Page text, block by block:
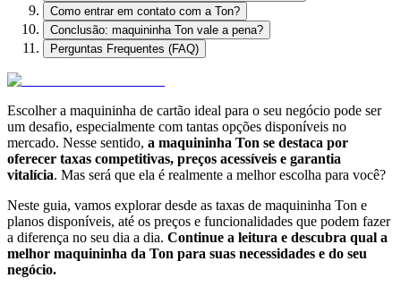
Como entrar em contato com a Ton?
Conclusão: maquininha Ton vale a pena?
Perguntas Frequentes (FAQ)
Escolher a maquininha de cartão ideal para o seu negócio pode ser
um desafio, especialmente com tantas opções disponíveis no
mercado. Nesse sentido, a maquininha Ton se destaca por
oferecer taxas competitivas, preços acessíveis e garantia
vitalícia. Mas será que ela é realmente a melhor escolha para você?
Neste guia, vamos explorar desde as taxas de maquininha Ton e
planos disponíveis, até os preços e funcionalidades que podem fazer
a diferença no seu dia a dia. Continue a leitura e descubra qual a
melhor maquininha da Ton para suas necessidades e do seu
negócio.